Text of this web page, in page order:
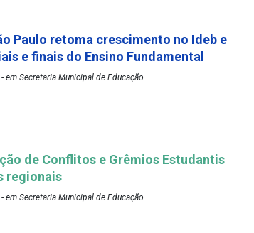
Paulo retoma crescimento no Ideb e
e finais do Ensino Fundamental
Secretaria Municipal de Educação
de Conflitos e Grêmios Estudantis
regionais
Secretaria Municipal de Educação